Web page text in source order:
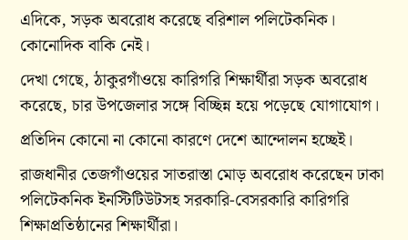
এদিকে, সড়ক অবরোধ করেছে বরিশাল পলিটেকনিক।
কোনোদিক বাকি নেই।
দেখা‌ গেছে, ঠাকুরগাঁওয়ে কারিগরি শিক্ষার্থীরা সড়ক অবরোধ
করেছে, চার উপজেলার সঙ্গে বিচ্ছিন্ন হয়ে পড়েছে যোগাযোগ।
প্রতিদিন কোনো না কোনো কারণে দেশে আন্দোলন হচ্ছেই।
রাজধানীর তেজগাঁওয়ের সাতরাস্তা মোড় অবরোধ করেছেন ঢাকা
পলিটেকনিক ইনস্টিটিউটসহ সরকারি-বেসরকারি কারিগরি
শিক্ষাপ্রতিষ্ঠানের শিক্ষার্থীরা।